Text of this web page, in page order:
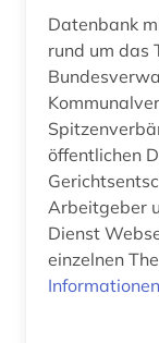
byzanz (1)
bücher (1)
Datenbank
rund um das
Bundesverwaltung
Spitzenverbände
öffentlichen Dienst
Arbeitgeber
Dienst Webseiten und Datenbanken zu
einzelnen
Informationen